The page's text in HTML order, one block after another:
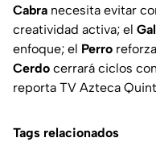
Cabra necesita evitar
creatividad activa; el
enfoque; el Perro
Cerdo cerrará ciclos
reporta TV Azteca
Tags relacionados